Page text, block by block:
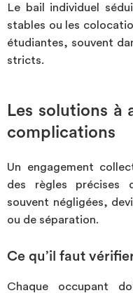
Le bail individuel
stables ou les
étudiantes, souvent
stricts.
Les solutions à
complications
Un engagement
des règles précises
souvent négligées,
ou de séparation.
Ce qu’il faut
Chaque occupant